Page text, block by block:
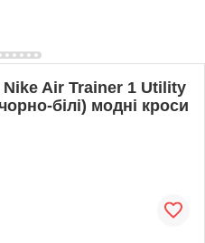
Nike Air Trainer 1 Utility
білі) модні кроси